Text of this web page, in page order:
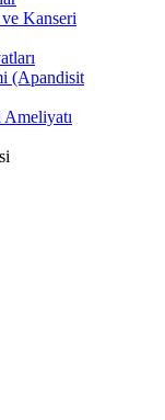
Kanseri
(Apandisit